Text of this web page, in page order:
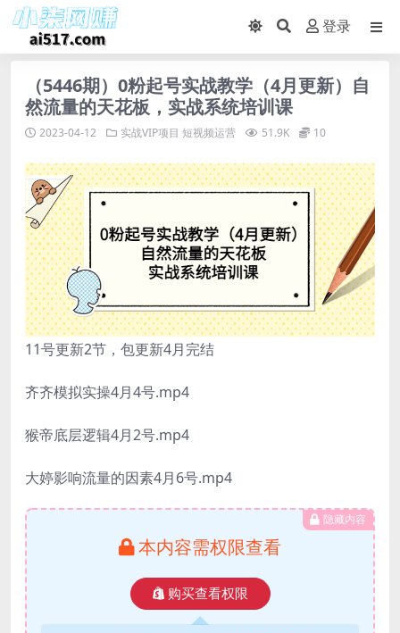
登录
（5446期）0粉起号实战教学（4月更新）自
然流量的天花板，实战系统培训课
2023-04-12 实战VIP项目 短视频运营 51.9K 10
11号更新2节，包更新4月完结
齐齐模拟实操4月4号.mp4
猴帝底层逻辑4月2号.mp4
大婷影响流量的因素4月6号.mp4
隐藏内容
本内容需权限查看
购买查看权限